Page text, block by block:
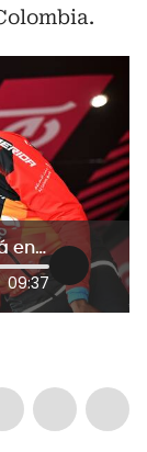
Santiago Buitrago participará en el Tour de Francia y quiere llevarse el maillot blanco
09:37